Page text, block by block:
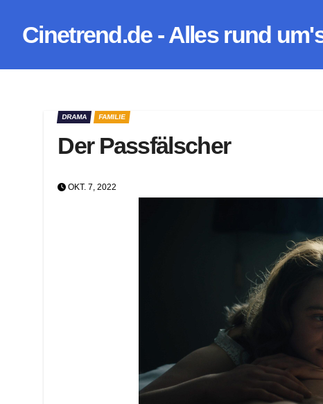
InhaltCinetrend.de - Alles rund
DRAMA FAMILIE
Der Passfälscher
OKT. 7, 2022